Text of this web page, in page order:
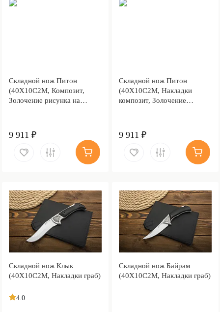
Складной нож Питон
(40Х10С2М, Композит,
Золочение рисунка на
9 911 ₽
Складной нож Питон
(40Х10С2М, Накладки
композит, Золочение
9 911 ₽
Складной нож Клык
(40Х10С2М, Накладки граб)
4.0
Складной нож Байрам
(40Х10С2М, Накладки граб)